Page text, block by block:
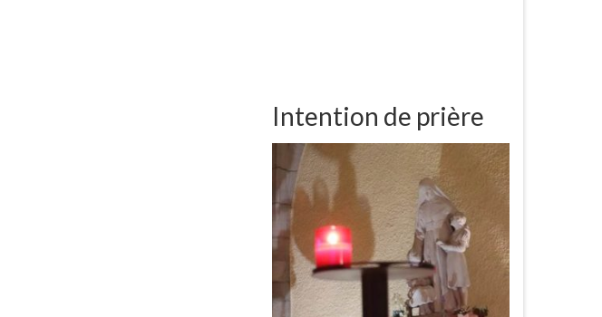
Intention de prière